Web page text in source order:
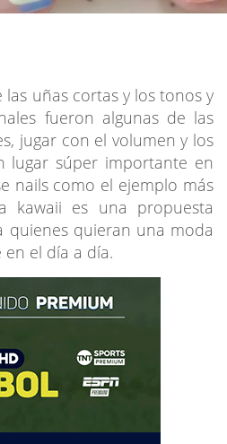
uñas cortas y los tonos y
fueron algunas de las
jugar con el volumen y los
lugar súper importante en
nails como el ejemplo más
kawaii es una propuesta
quienes quieran una moda
el día a día.